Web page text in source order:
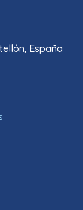
España